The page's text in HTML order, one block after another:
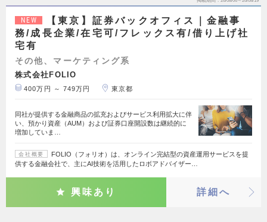
NEW
【東京】証券バックオフィス｜金融事
務/成長企業/在宅可/フレックス有/借り上げ社
宅有
その他、マーケティング系
株式会社FOLIO
400万円 ～ 749万円 東京都
同社が提供する金融商品の拡充およびサービス利用拡大に伴
い、預かり資産（AUM）および証券口座開設数は継続的に
増加していま…
会社概要
FOLIO（フォリオ）は、オンライン完結型の資産運用サービスを提
供する金融会社で、主にAI技術を活用したロボアドバイザー…
興味あり 詳細へ